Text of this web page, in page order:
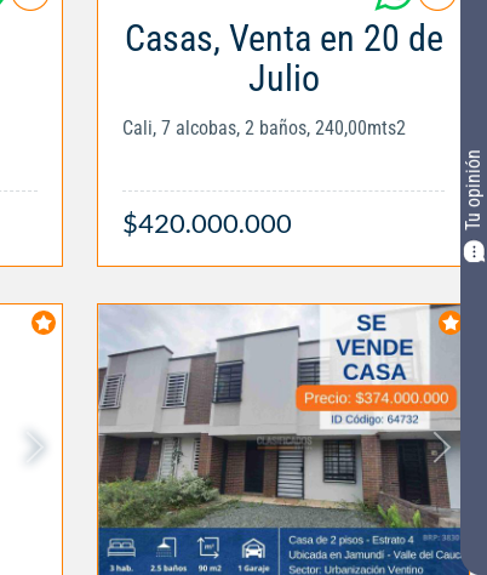
Tu opinión
Casas, Venta en 20 de
Julio
Cali, 7 alcobas, 2 baños, 240,00mts2
$420.000.000